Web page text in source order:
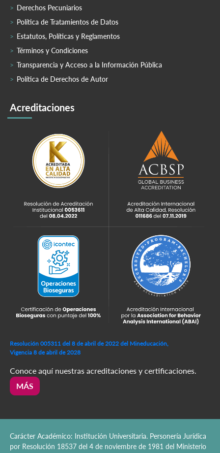
Derechos Pecuniarios
Política de Tratamientos de Datos
Estatutos, Políticas y Reglamentos
Términos y Condiciones
Transparencia y Acceso a la Información Pública
Política de Derechos de Autor
Acreditaciones
Resolución 005311 del 8 de abril de 2022 del Mineducación,
Vigencia 8 de abril de 2028
Conoce aquí nuestras acreditaciones y certificaciones.
MÁS
Carácter Académico: Institución Universitaria. Personería Jurídica
por Resolución 18537 del 4 de noviembre de 1981 del Ministerio